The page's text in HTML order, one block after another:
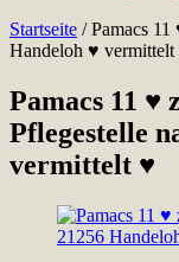
Startseite /Pamacs
Handeloh ♥ vermittelt
Pamacs 11 ♥
Pflegestelle
vermittelt ♥